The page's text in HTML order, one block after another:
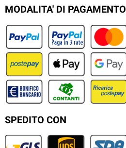
MODALITA' DI PAGAMENTO
SPEDITO CON